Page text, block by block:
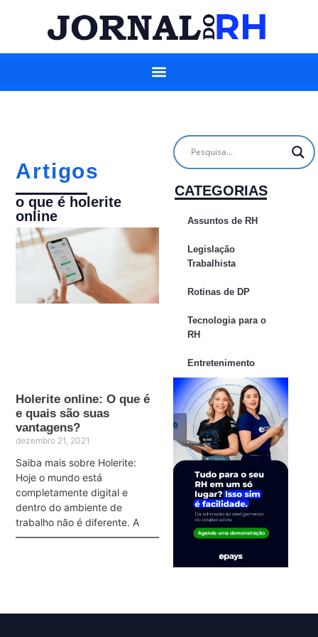
Artigos
o que é holerite
online
Holerite online: O que é
e quais são suas
vantagens?
dezembro 21, 2021
Saiba mais sobre Holerite:
Hoje o mundo está
completamente digital e
dentro do ambiente de
trabalho não é diferente. A
CATEGORIAS
Assuntos de RH
Legislação
Trabalhista
Rotinas de DP
Tecnologia para o
RH
Entretenimento